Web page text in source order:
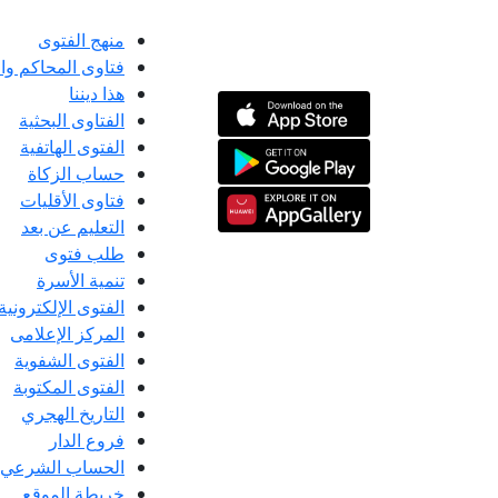
منهج الفتوى
فتاوى المحاكم
هذا ديننا
الفتاوى البحثية
الفتوى الهاتفية
حساب الزكاة
فتاوى الأقليات
التعليم عن بعد
طلب فتوى
تنمية الأسرة
الفتوى الإلكترونية
المركز الإعلامى
الفتوى الشفوية
الفتوى المكتوبة
التاريخ الهجري
فروع الدار
الحساب الشرعي